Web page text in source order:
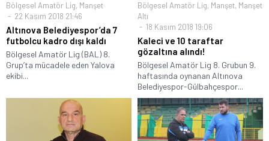
Bölgesel Amatör Lig, Manşet
22 Kasım 2018 21:46
Altınova Belediyespor’da 7
futbolcu kadro dışı kaldı
Bölgesel Amatör Lig (BAL) 8.
Grup’ta mücadele eden Yalova
ekibi...
Bölgesel Amatör Lig, Manşet, Manşet
Altı
18 Kasım 2018 19:06
Kaleci ve 10 taraftar
gözaltına alındı!
Bölgesel Amatör Lig 8. Grubun 9.
haftasında oynanan Altınova
Belediyespor-Gülbahçespor...